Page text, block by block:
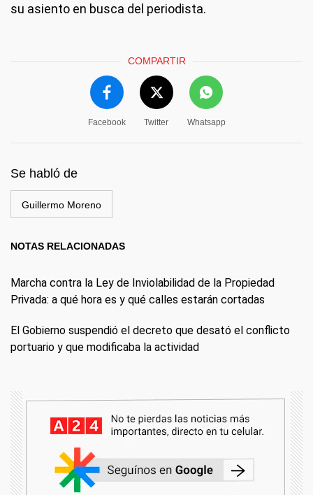
su asiento en busca del periodista.
COMPARTIR
Facebook Twitter Whatsapp
Se habló de
Guillermo Moreno
NOTAS RELACIONADAS
Marcha contra la Ley de Inviolabilidad de la Propiedad
Privada: a qué hora es y qué calles estarán cortadas
El Gobierno suspendió el decreto que desató el conflicto
portuario y que modificaba la actividad